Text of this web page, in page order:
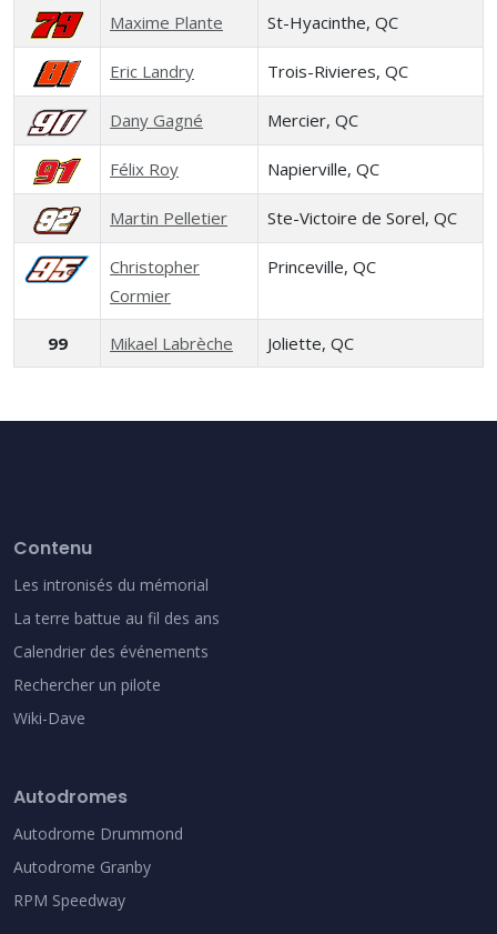
Maxime Plante St-Hyacinthe, QC
Eric Landry Trois-Rivieres, QC
Dany Gagné Mercier, QC
Félix Roy Napierville, QC
Martin Pelletier Ste-Victoire de Sorel, QC
Christopher
Cormier
Princeville, QC
99 Mikael Labrèche Joliette, QC
Contenu
Les intronisés du mémorial
La terre battue au fil des ans
Calendrier des événements
Rechercher un pilote
Wiki-Dave
Autodromes
Autodrome Drummond
Autodrome Granby
RPM Speedway